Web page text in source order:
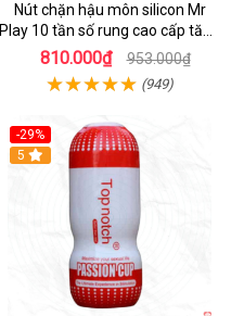
Nút chặn hậu môn silicon Mr
Play 10 tần số rung cao cấp tăng
khoái cảm
810.000₫ 953.000₫
(949)
-29%
5